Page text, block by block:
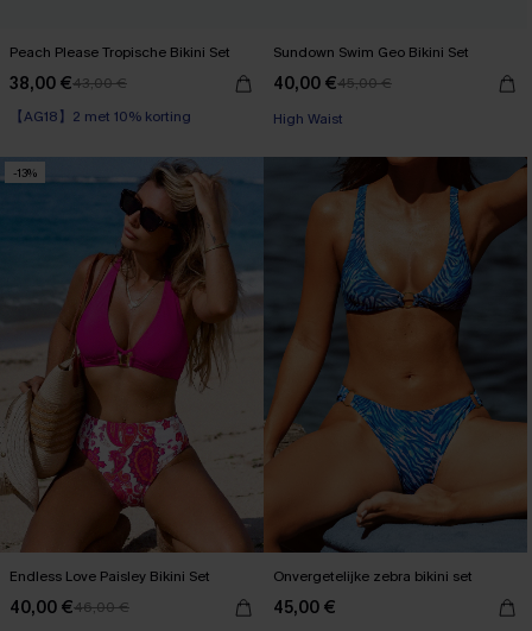
Peach Please Tropische Bikini Set
38,00 €43,00 €
【AG18】2 met 10% korting
High Waist
Sundown Swim Geo Bikini Set
40,00 €45,00 €
High Waist
-13%
Endless Love Paisley Bikini Set
40,00 €46,00 €
【AG18】2 met 10% korting
Onvergetelijke zebra bikini set
45,00 €